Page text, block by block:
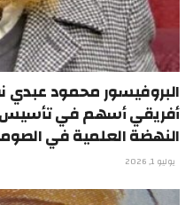
أفريقي أسهم في تأسيس
النهضة العلمية في
يوليو 1, 2026